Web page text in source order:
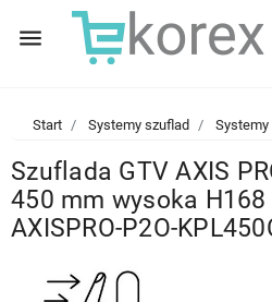
menu
Start Systemy szuflad Systemy
Szuflada GTV AXIS
450 mm wysoka H168
AXISPRO-P2O-